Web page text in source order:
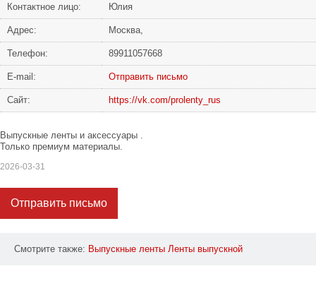
Контактное лицо: Юлия
Адрес: Москва,
Телефон: 89911057668
Е-mail: Отправить письмо
Сайт: https://vk.com/prolenty_rus
Выпускные ленты и аксессуары .
Только премиум материалы.
2026-03-31
Отправить письмо
Смотрите также: Выпускные ленты Ленты выпускной